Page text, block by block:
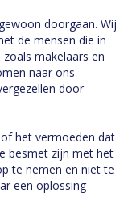
doorgaan. Wij
de mensen die in
makelaars en
naar ons
door
het vermoeden dat
besmet zijn met het
te nemen en niet te
een oplossing